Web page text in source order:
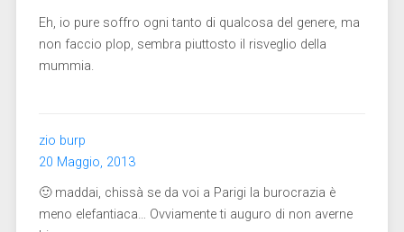
Eh, io pure soffro ogni tanto di qualcosa del genere, ma
non faccio plop, sembra piuttosto il risveglio della
mummia.
zio burp
20 Maggio, 2013
🙂 maddai, chissà se da voi a Parigi la burocrazia è
meno elefantiaca… Ovviamente ti auguro di non averne